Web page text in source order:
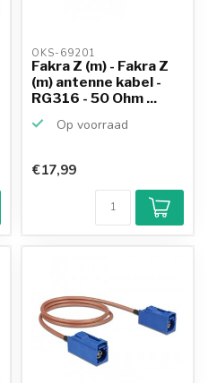
OKS-69201
Fakra Z (m) - Fakra Z
(m) antenne kabel -
RG316 - 50 Ohm ...
Op voorraad
Klantenbeoordeling
9,2/10
Achteraf
betalen mogelijk
€17,99